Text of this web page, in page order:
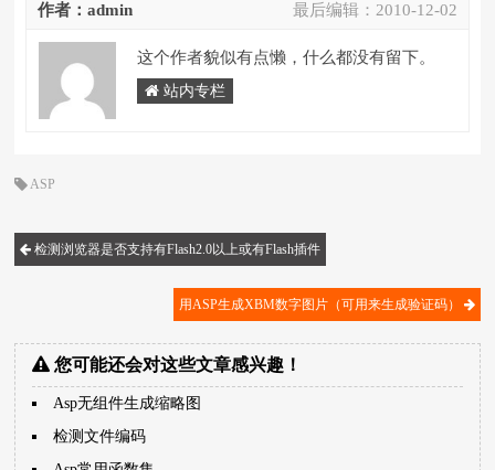
最后编辑： 2010-12-02
作者：admin
这个作者貌似有点懒，什么都没有留下。
站内专栏
ASP
检测浏览器是否支持有Flash2.0以上或有Flash插件
用ASP生成XBM数字图片（可用来生成验证码）
您可能还会对这些文章感兴趣！
Asp无组件生成缩略图
检测文件编码